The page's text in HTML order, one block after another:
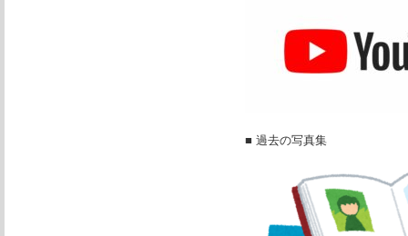
■ 過去の写真集